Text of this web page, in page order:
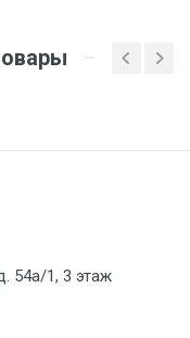
о номере
54а/1, 3 этаж